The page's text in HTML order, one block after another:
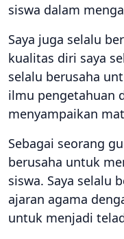
siswa dalam
Saya juga selalu
kualitas diri saya
selalu berusaha
ilmu pengetahuan
menyampaikan
Sebagai seorang
berusaha untuk
siswa. Saya selalu
ajaran agama
untuk menjadi